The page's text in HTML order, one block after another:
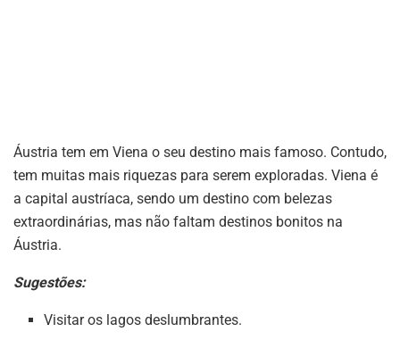
Áustria tem em Viena o seu destino mais famoso. Contudo,
tem muitas mais riquezas para serem exploradas. Viena é
a capital austríaca, sendo um destino com belezas
extraordinárias, mas não faltam destinos bonitos na
Áustria.
Sugestões:
Visitar os lagos deslumbrantes.